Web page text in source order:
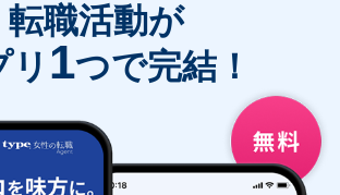
転職活動が
リ 1つで完結！